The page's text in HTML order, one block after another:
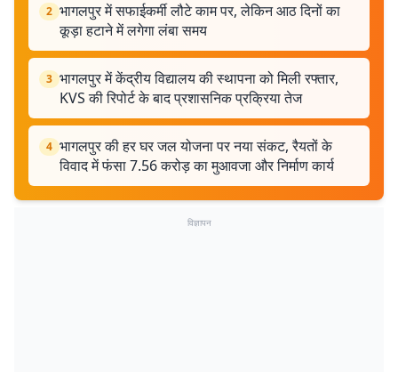
2 भागलपुर में सफाईकर्मी लौटे काम पर, लेकिन आठ दिनों का
कूड़ा हटाने में लगेगा लंबा समय
3 भागलपुर में केंद्रीय विद्यालय की स्थापना को मिली रफ्तार,
KVS की रिपोर्ट के बाद प्रशासनिक प्रक्रिया तेज
4 भागलपुर की हर घर जल योजना पर नया संकट, रैयतों के
विवाद में फंसा 7.56 करोड़ का मुआवजा और निर्माण कार्य
विज्ञापन